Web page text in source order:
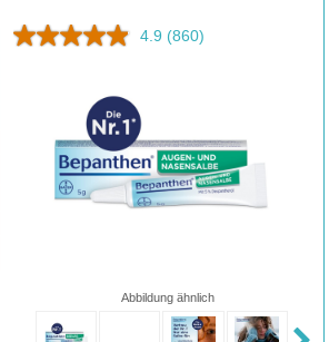
4.9 (860)
Abbildung ähnlich